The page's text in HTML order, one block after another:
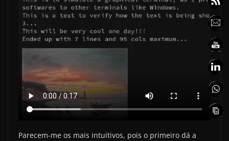
Parecem-me os mais intuitivos, pois o primeiro dá a